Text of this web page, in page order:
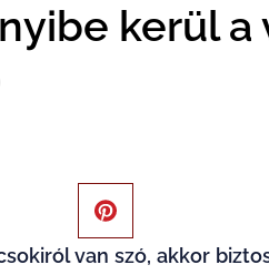
kerül a
van szó, akkor